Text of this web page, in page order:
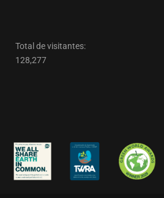
Total de visitantes:
128,277